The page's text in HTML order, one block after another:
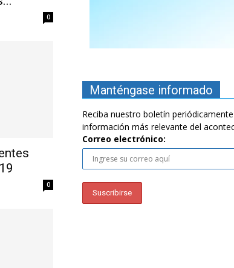
0
0
Manténgase informado
Reciba nuestro boletín
información más relevante del
Correo electrónico: